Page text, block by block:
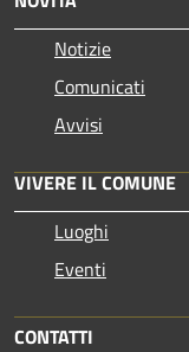
Notizie
Comunicati
Avvisi
VIVERE IL COMUNE
Luoghi
Eventi
CONTATTI